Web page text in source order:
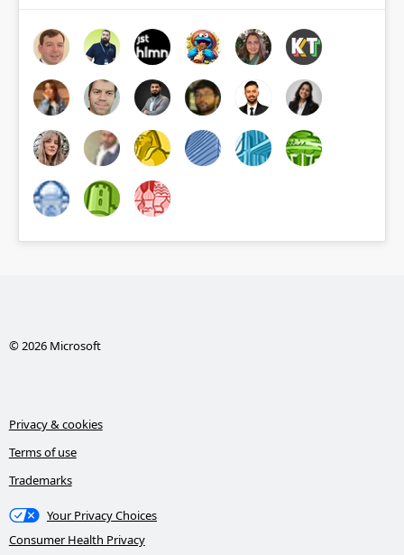
© 2026 Microsoft
Privacy & cookies
Terms of use
Trademarks
Your Privacy Choices
Consumer Health Privacy